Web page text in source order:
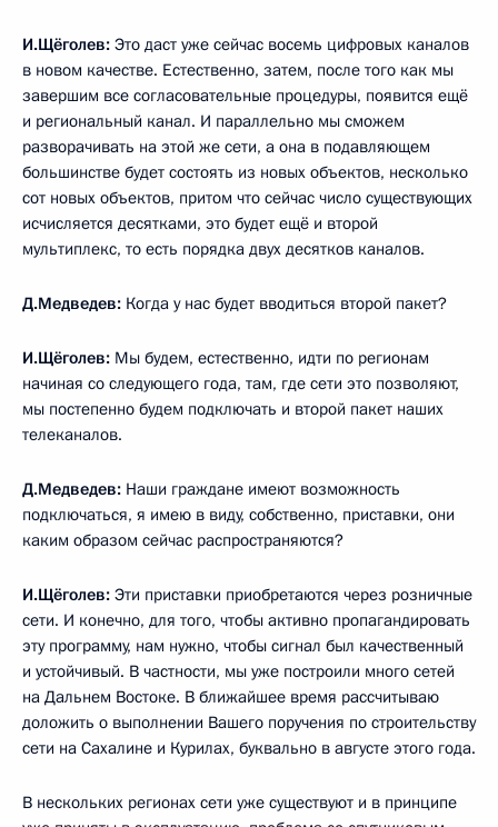
И.Щёголев: Это даст уже сейчас восемь цифровых каналов
в новом качестве. Естественно, затем, после того как мы
завершим все согласовательные процедуры, появится ещё
и региональный канал. И параллельно мы сможем
разворачивать на этой же сети, а она в подавляющем
большинстве будет состоять из новых объектов, несколько
сот новых объектов, притом что сейчас число существующих
исчисляется десятками, это будет ещё и второй
мультиплекс, то есть порядка двух десятков каналов.
Д.Медведев: Когда у нас будет вводиться второй пакет?
И.Щёголев: Мы будем, естественно, идти по регионам
начиная со следующего года, там, где сети это позволяют,
мы постепенно будем подключать и второй пакет наших
телеканалов.
Д.Медведев: Наши граждане имеют возможность
подключаться, я имею в виду, собственно, приставки, они
каким образом сейчас распространяются?
И.Щёголев: Эти приставки приобретаются через розничные
сети. И конечно, для того, чтобы активно пропагандировать
эту программу, нам нужно, чтобы сигнал был качественный
и устойчивый. В частности, мы уже построили много сетей
на Дальнем Востоке. В ближайшее время рассчитываю
доложить о выполнении Вашего поручения по строительству
сети на Сахалине и Курилах, буквально в августе этого года.
В нескольких регионах сети уже существуют и в принципе